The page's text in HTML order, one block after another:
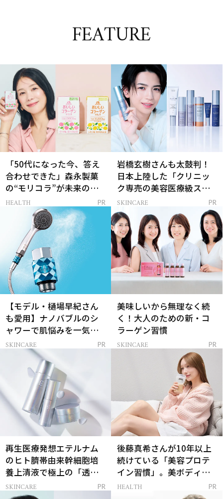
FEATURE
「50代になった今、答え
合わせできた」森永製菓
の“モリコラ”が未来のキ
レイを連れてくる！
HEALTH PR
岩橋玄樹さんも太鼓判！
日本上陸した「クリニッ
ク専売の美容医療級スキ
ンケア」
SKINCARE PR
【モデル・樋場早紀さん
も愛用】ナノバブルのシ
ャワーで肌悩みを一気に
解決
SKINCARE PR
美味しいから無理なく続
く！大人のための新・コ
ラーゲン習慣
SKINCARE PR
再生医療発想エテルナム
のヒト臍帯由来幹細胞培
養上清液で極上の「透明
感ハリ肌」へ
SKINCARE PR
後藤真希さんが10年以上
続けている「美容プロテ
イン習慣」。美ボディを
支える朝ルーティンと
HEALTH PR